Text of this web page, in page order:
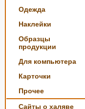
Одежда
Наклейки
Образцы
продукции
Для компьютера
Карточки
Прочее
Сайты о халяве